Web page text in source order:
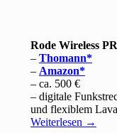
Rode Wireless
–Thomann
– Amazon
– ca. 500 €
– digitale
und flexiblem
Weiterlesen →